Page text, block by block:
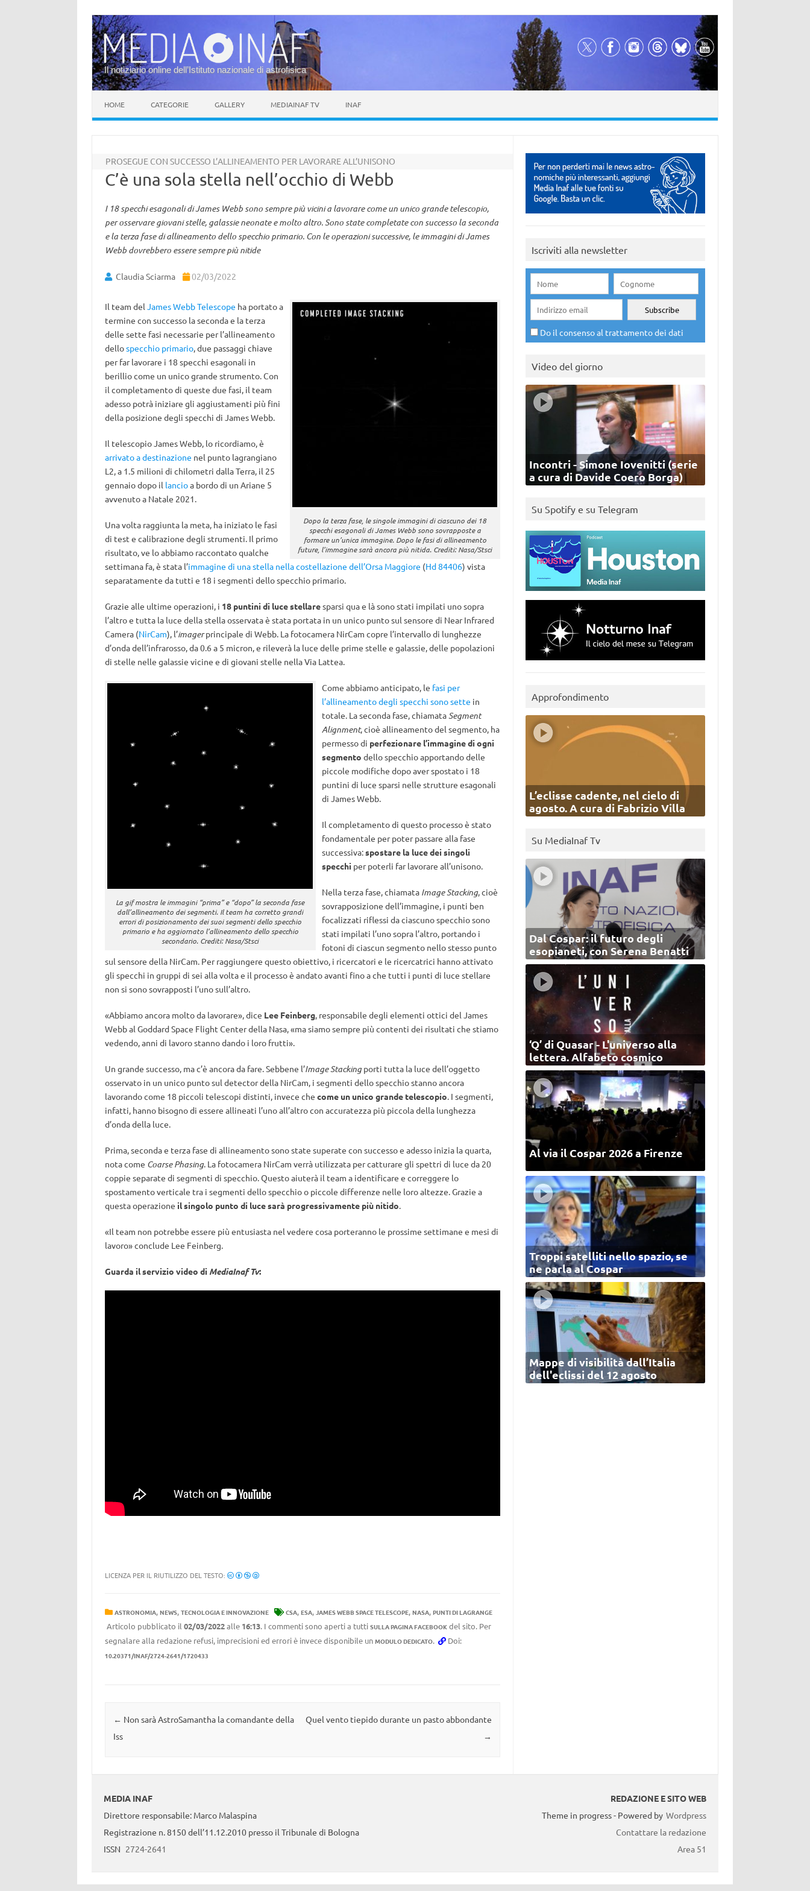
Il notiziario online dell’Istituto nazionale di astrofisica
HOME CATEGORIE GALLERY MEDIAINAF TV INAF
PROSEGUE CON SUCCESSO L’ALLINEAMENTO PER LAVORARE ALL’UNISONO
C’è una sola stella nell’occhio di Webb
I 18 specchi esagonali di James Webb sono sempre più vicini a lavorare come un unico grande telescopio,
per osservare giovani stelle, galassie neonate e molto altro. Sono state completate con successo la seconda
e la terza fase di allineamento dello specchio primario. Con le operazioni successive, le immagini di James
Webb dovrebbero essere sempre più nitide
Claudia Sciarma 02/03/2022
Dopo la terza fase, le singole immagini di ciascuno dei 18
specchi esagonali di James Webb sono sovrapposte a
formare un’unica immagine. Dopo le fasi di allineamento
future, l’immagine sarà ancora più nitida. Crediti: Nasa/Stsci
Il team del James Webb Telescope ha portato a
termine con successo la seconda e la terza
delle sette fasi necessarie per l’allineamento
dellospecchio primario, due passaggi chiave
per far lavorare i 18 specchi esagonali in
berillio come un unico grande strumento. Con
il completamento di queste due fasi, il team
adesso potrà iniziare gli aggiustamenti più fini
della posizione degli specchi di James Webb.
Il telescopio James Webb, lo ricordiamo, è
arrivato a destinazione nel punto lagrangiano
L2, a 1.5 milioni di chilometri dalla Terra, il 25
gennaio dopo il lancioa bordo di un Ariane 5
avvenuto a Natale 2021.
Una volta raggiunta la meta, ha iniziato le fasi
di test e calibrazione degli strumenti. Il primo
risultato, ve lo abbiamo raccontato qualche
settimana fa, è stata l’immagine di una stella nella costellazione dell’Orsa Maggiore (Hd 84406) vista
separatamente da tutti e 18 i segmenti dello specchio primario.
Grazie alle ultime operazioni, i 18 puntini di luce stellaresparsi qua e là sono stati impilati uno sopra
l’altro e tutta la luce della stella osservata è stata portata in un unico punto sul sensore di Near Infrared
Camera (NirCam), l’imagerprincipale di Webb. La fotocamera NirCam copre l’intervallo di lunghezze
d’onda dell’infrarosso, da 0.6 a 5 micron, e rileverà la luce delle prime stelle e galassie, delle popolazioni
di stelle nelle galassie vicine e di giovani stelle nella Via Lattea.
La gif mostra le immagini “prima” e “dopo” la seconda fase
dall’allineamento dei segmenti. Il team ha corretto grandi
errori di posizionamento dei suoi segmenti dello specchio
primario e ha aggiornato l’allineamento dello specchio
secondario. Crediti: Nasa/Stsci
Come abbiamo anticipato, le fasi per
l’allineamento degli specchi sono sette in
totale. La seconda fase, chiamataSegment
Alignment, cioè allineamento del segmento, ha
permesso di perfezionare l’immaginedi ogni
segmento dello specchio apportando delle
piccole modifiche dopo aver spostato i 18
puntini di luce sparsi nelle strutture esagonali
di James Webb.
Il completamento di questo processo è stato
fondamentale per poter passare alla fase
successiva:spostare la luce dei singoli
specchi per poterli far lavorare all’unisono.
Nella terza fase, chiamata Image Stacking, cioè
sovrapposizione dell’immagine, i punti ben
focalizzati riflessi da ciascuno specchio sono
stati impilati l’uno sopra l’altro, portando i
fotoni di ciascun segmento nello stesso punto
sul sensore della NirCam. Per raggiungere questo obiettivo, i ricercatori e le ricercatrici hanno attivato
gli specchi in gruppi di sei alla volta e il processo è andato avanti fino a che tutti i punti di luce stellare
non si sono sovrapposti l’uno sull’altro.
«Abbiamo ancora molto da lavorare», dice Lee Feinberg, responsabile degli elementi ottici del James
Webb al Goddard Space Flight Center della Nasa, «ma siamo sempre più contenti dei risultati che stiamo
vedendo, anni di lavoro stanno dando i loro frutti».
Un grande successo, ma c’è ancora da fare. Sebbene l’Image Stackingporti tutta la luce dell’oggetto
osservato in un unico punto sul detector della NirCam, i segmenti dello specchio stanno ancora
lavorando come 18 piccoli telescopi distinti, invece che come un unico grande telescopio. I segmenti,
infatti, hanno bisogno di essere allineati l’uno all’altro con accuratezza più piccola della lunghezza
d’onda della luce.
Prima, seconda e terza fase di allineamento sono state superate con successo e adesso inizia la quarta,
nota come Coarse Phasing. La fotocamera NirCam verrà utilizzata per catturare gli spettri di luce da 20
coppie separate di segmenti di specchio. Questo aiuterà il team a identificare e correggere lo
spostamento verticale tra i segmenti dello specchio o piccole differenze nelle loro altezze. Grazie a
questa operazione il singolo punto di luce sarà progressivamente più nitido.
«Il team non potrebbe essere più entusiasta nel vedere cosa porteranno le prossime settimane e mesi di
lavoro» conclude Lee Feinberg.
Guarda il servizio video di MediaInaf Tv:
LICENZA PER IL RIUTILIZZO DEL TESTO:
ASTRONOMIA, NEWS, TECNOLOGIA E INNOVAZIONE CSA, ESA, JAMES WEBB SPACE TELESCOPE, NASA, PUNTI DI LAGRANGE
Articolo pubblicato il 02/03/2022alle 16:13. I commenti sono aperti a tutti SULLA PAGINA FACEBOOKdel sito. Per
segnalare alla redazione refusi, imprecisioni ed errori è invece disponibile un MODULO DEDICATO. Doi:
10.20371/INAF/2724-2641/1720433
Navigazione articolo
← Non sarà AstroSamantha la comandante della
Iss
Quel vento tiepido durante un pasto abbondante
→
Iscriviti alla newsletter
Do il consenso al trattamento dei dati
Video del giorno
Incontri - Simone Iovenitti (serie
a cura di Davide Coero Borga)
Su Spotify e su Telegram
Approfondimento
L’eclisse cadente, nel cielo di
agosto. A cura di Fabrizio Villa
Su MediaInaf Tv
Dal Cospar: il futuro degli
esopianeti, con Serena Benatti
‘Q’ di Quasar - L'universo alla
lettera. Alfabeto cosmico
Al via il Cospar 2026 a Firenze
Troppi satelliti nello spazio, se
ne parla al Cospar
Mappe di visibilità dall’Italia
dell'eclissi del 12 agosto
MEDIA INAF
Direttore responsabile: Marco Malaspina
Registrazione n. 8150 dell’11.12.2010 presso il Tribunale di Bologna
ISSN 2724-2641
REDAZIONE E SITO WEB
Theme in progress - Powered by Wordpress
Contattare la redazione
Area 51